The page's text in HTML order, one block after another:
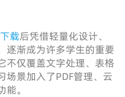
载后凭借轻量化设计、
逐渐成为许多学生的重要
不仅覆盖文字处理、表格
场景加入了PDF管理、云
。